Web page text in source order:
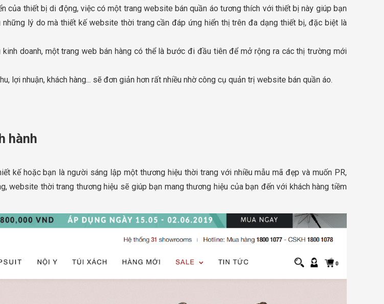
của thiết bị di động, việc có một trang website bán quần áo tương thích với thiết bị này giúp bạn
lý do mà thiết kế website thời trang cần đáp ứng hiển thị trên đa dạng thiết bị, đặc biệt là
doanh, một trang web bán hàng có thể là bước đi đầu tiên để mở rộng ra các thị trường mới
lợi nhuận, khách hàng... sẽ đơn giản hơn rất nhiều nhờ công cụ quản trị website bán quần áo.
hành
kế hoặc bạn là người sáng lập một thương hiệu thời trang với nhiều mẫu mã đẹp và muốn PR,
website thời trang thương hiệu sẽ giúp bạn mang thương hiệu của bạn đến với khách hàng tiềm